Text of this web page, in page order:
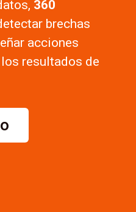
360
brechas
acciones
resultados de